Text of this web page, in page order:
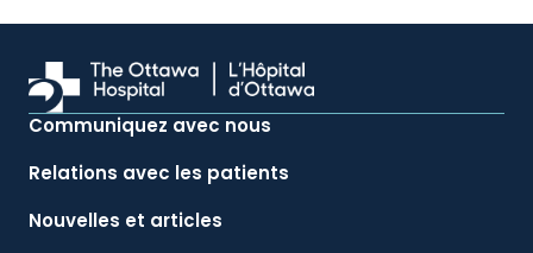
Communiquez avec nous
Relations avec les patients
Nouvelles et articles